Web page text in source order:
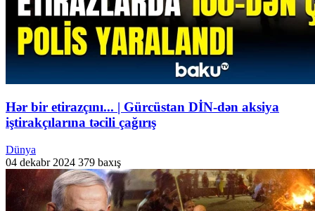
Hər bir etirazçını... | Gürcüstan DİN-dən aksiya
iştirakçılarına təcili çağırış
Dünya
04 dekabr 2024 379 baxış